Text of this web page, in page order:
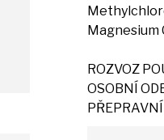
Magnesium
ROZVOZ
OSOBNÍ